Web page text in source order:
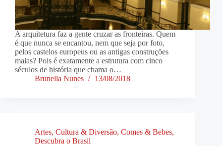
A arquitetura faz a gente cruzar as fronteiras. Quem
é que nunca se encantou, nem que seja por foto,
pelos castelos europeus ou as antigas construções
maias? Pois é exatamente a estrutura com cinco
séculos de história que chama o…
Brunella Nunes
13/08/2018
Artes, Cultura & Diversão, Comes & Bebes,
Descubra o Brasil